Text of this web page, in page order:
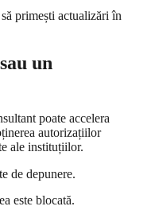
primești actualizări în
un
poate accelera
autorizațiilor
ale instituțiilor.
de depunere.
este blocată.